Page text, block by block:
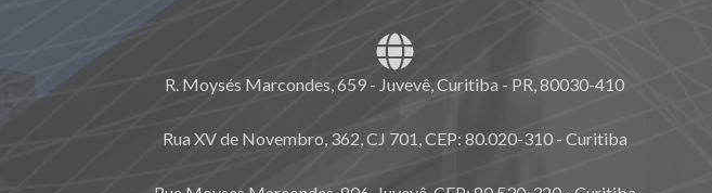
R. Moysés Marcondes, 659 - Juvevê, Curitiba - PR, 80030-410
Rua XV de Novembro, 362, CJ 701, CEP: 80.020-310 - Curitiba